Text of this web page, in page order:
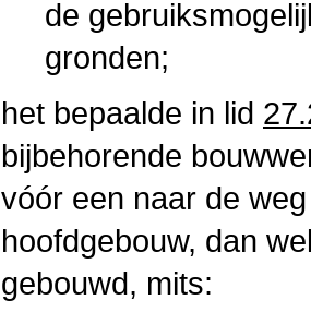
de
gronden;
het bepaalde in lid
bijbehorende
vóór een naar de
hoofdgebouw, dan
gebouwd, mits: